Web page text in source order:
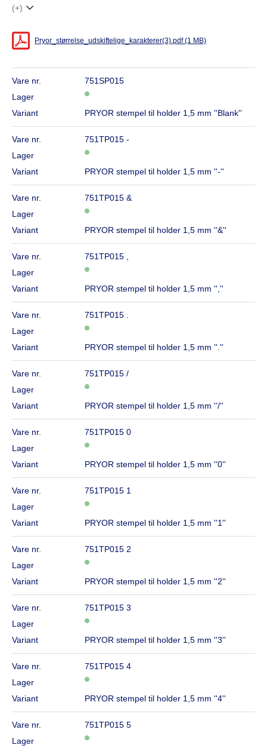
(+)
Pryor_størrelse_udskiftelige_karakterer(3).pdf (1 MB)
Vare nr.
751SP015
Lager
Variant
PRYOR stempel til holder 1,5 mm ''Blank''
Vare nr.
751TP015 -
Lager
Variant
PRYOR stempel til holder 1,5 mm ''-''
Vare nr.
751TP015 &
Lager
Variant
PRYOR stempel til holder 1,5 mm ''&''
Vare nr.
751TP015 ,
Lager
Variant
PRYOR stempel til holder 1,5 mm '',''
Vare nr.
751TP015 .
Lager
Variant
PRYOR stempel til holder 1,5 mm ''.''
Vare nr.
751TP015 /
Lager
Variant
PRYOR stempel til holder 1,5 mm ''/''
Vare nr.
751TP015 0
Lager
Variant
PRYOR stempel til holder 1,5 mm ''0''
Vare nr.
751TP015 1
Lager
Variant
PRYOR stempel til holder 1,5 mm ''1''
Vare nr.
751TP015 2
Lager
Variant
PRYOR stempel til holder 1,5 mm ''2''
Vare nr.
751TP015 3
Lager
Variant
PRYOR stempel til holder 1,5 mm ''3''
Vare nr.
751TP015 4
Lager
Variant
PRYOR stempel til holder 1,5 mm ''4''
Vare nr.
751TP015 5
Lager